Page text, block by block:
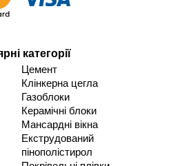
категорії
Цемент
Клінкерна цегла
Газоблоки
Керамічні блоки
Мансардні вікна
Екструдований
пінополістирол